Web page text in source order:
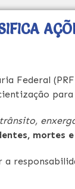
Federal
mortes